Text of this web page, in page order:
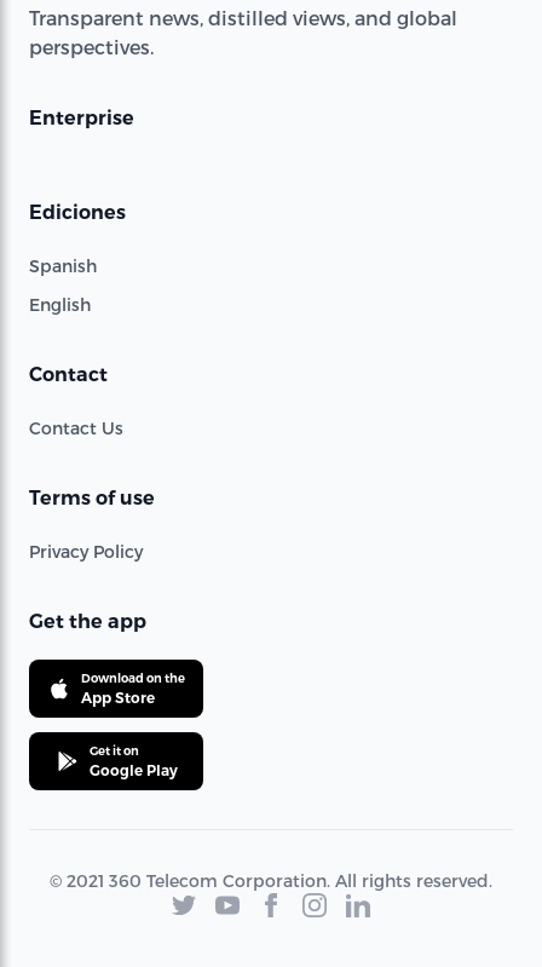
Transparent news, distilled views, and global
perspectives.
Enterprise
Ediciones
Spanish
English
Contact
Contact Us
Terms of use
Privacy Policy
Get the app
Download on the
App Store
Get it on
Google Play
© 2021 360 Telecom Corporation. All rights reserved.